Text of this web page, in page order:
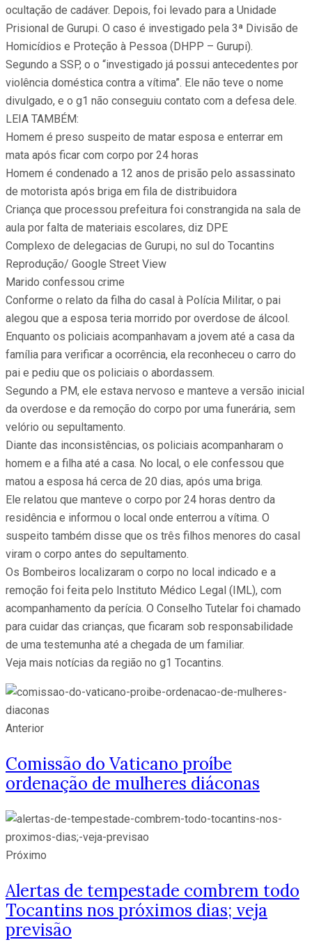
ocultação de cadáver. Depois, foi levado para a Unidade
Prisional de Gurupi. O caso é investigado pela 3ª Divisão de
Homicídios e Proteção à Pessoa (DHPP – Gurupi).
Segundo a SSP, o o “investigado já possui antecedentes por
violência doméstica contra a vítima”. Ele não teve o nome
divulgado, e o g1 não conseguiu contato com a defesa dele.
LEIA TAMBÉM:
Homem é preso suspeito de matar esposa e enterrar em
mata após ficar com corpo por 24 horas
Homem é condenado a 12 anos de prisão pelo assassinato
de motorista após briga em fila de distribuidora
Criança que processou prefeitura foi constrangida na sala de
aula por falta de materiais escolares, diz DPE
Complexo de delegacias de Gurupi, no sul do Tocantins
Reprodução/ Google Street View
Marido confessou crime
Conforme o relato da filha do casal à Polícia Militar, o pai
alegou que a esposa teria morrido por overdose de álcool.
Enquanto os policiais acompanhavam a jovem até a casa da
família para verificar a ocorrência, ela reconheceu o carro do
pai e pediu que os policiais o abordassem.
Segundo a PM, ele estava nervoso e manteve a versão inicial
da overdose e da remoção do corpo por uma funerária, sem
velório ou sepultamento.
Diante das inconsistências, os policiais acompanharam o
homem e a filha até a casa. No local, o ele confessou que
matou a esposa há cerca de 20 dias, após uma briga.
Ele relatou que manteve o corpo por 24 horas dentro da
residência e informou o local onde enterrou a vítima. O
suspeito também disse que os três filhos menores do casal
viram o corpo antes do sepultamento.
Os Bombeiros localizaram o corpo no local indicado e a
remoção foi feita pelo Instituto Médico Legal (IML), com
acompanhamento da perícia. O Conselho Tutelar foi chamado
para cuidar das crianças, que ficaram sob responsabilidade
de uma testemunha até a chegada de um familiar.
Veja mais notícias da região no g1 Tocantins.
Anterior
Comissão do Vaticano proíbe
ordenação de mulheres diáconas
Próximo
Alertas de tempestade combrem todo
Tocantins nos próximos dias; veja
previsão